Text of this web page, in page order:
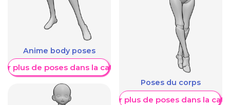
Anime body poses
plus de poses dans la catégorie
Poses du corps
Afficher plus de poses dans la